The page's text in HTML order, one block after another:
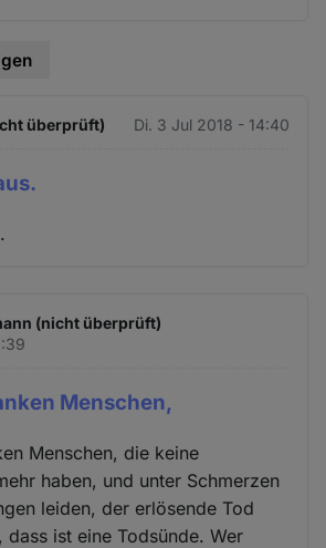
überprüft) Di. 3 Jul 2018 - 14:40
(nicht überprüft)
Menschen,
Menschen, die keine
haben, und unter Schmerzen
leiden, der erlösende Tod
ist eine Todsünde. Wer